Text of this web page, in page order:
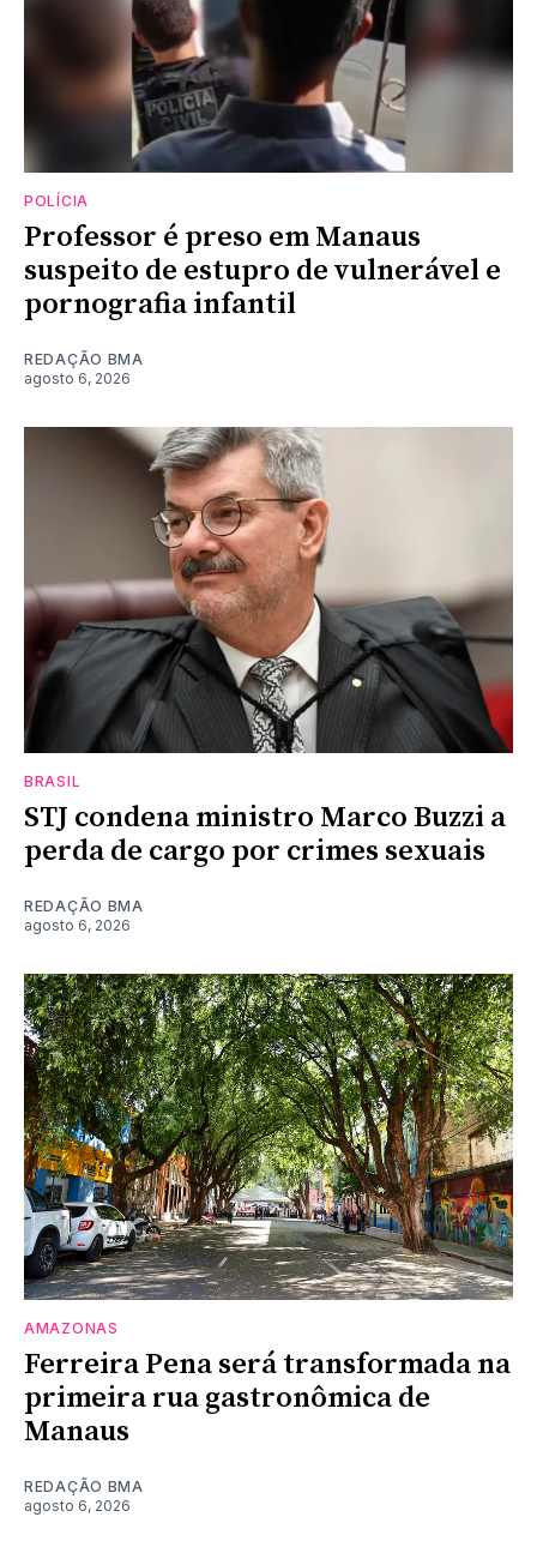
POLÍCIA
Professor é preso em Manaus
suspeito de estupro de vulnerável e
pornografia infantil
REDAÇÃO BMA
agosto 6, 2026
BRASIL
STJ condena ministro Marco Buzzi a
perda de cargo por crimes sexuais
REDAÇÃO BMA
agosto 6, 2026
AMAZONAS
Ferreira Pena será transformada na
primeira rua gastronômica de
Manaus
REDAÇÃO BMA
agosto 6, 2026